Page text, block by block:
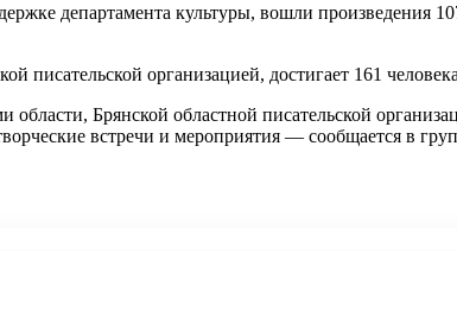
департамента культуры, вошли произведения
писательской организацией, достигает 161
Брянской областной писательской
встречи и мероприятия — сообщается в